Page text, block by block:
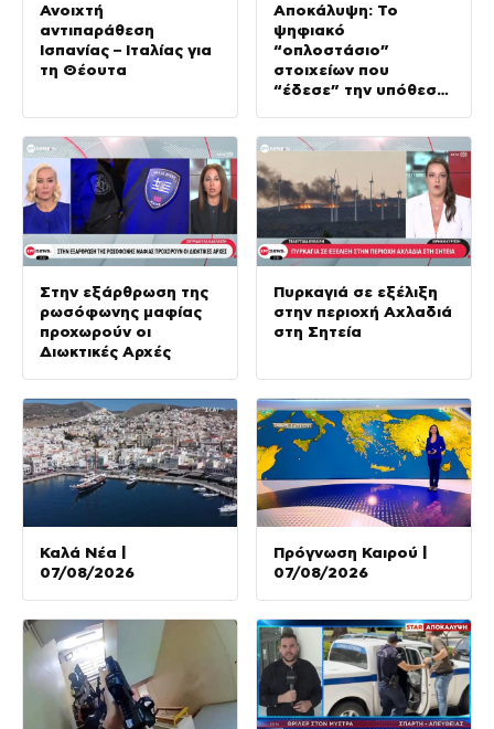
Ανοιχτή
αντιπαράθεση
Ισπανίας – Ιταλίας για
τη Θέουτα
Αποκάλυψη: Το
ψηφιακό
“οπλοστάσιο”
στοιχείων που
“έδεσε” την υπόθεση
Στην εξάρθρωση της
ρωσόφωνης μαφίας
προχωρούν οι
Διωκτικές Αρχές
Πυρκαγιά σε εξέλιξη
στην περιοχή Αχλαδιά
στη Σητεία
Καλά Νέα |
07/08/2026
Πρόγνωση Καιρού |
07/08/2026